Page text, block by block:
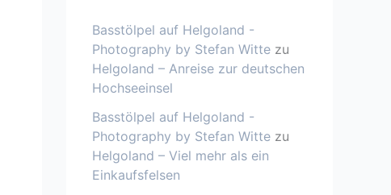
Basstölpel auf Helgoland -
Photography by Stefan Witte zu
Helgoland – Anreise zur deutschen
Hochseeinsel
Basstölpel auf Helgoland -
Photography by Stefan Witte zu
Helgoland – Viel mehr als ein
Einkaufsfelsen